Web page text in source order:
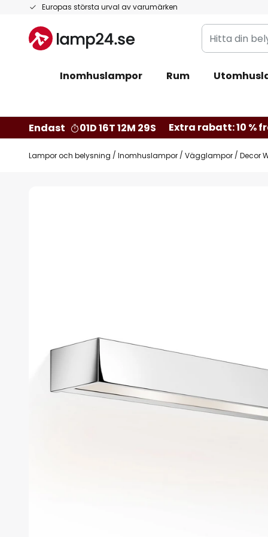
Europas största urval av varumärken
Hoppa
innehållet
Hitta
din
Inomhuslampor Rum
Endast
01D 16T 12M 29S Extra rabatt: 10 %
Lampor och belysning Inomhuslampor Vägglampor Decor